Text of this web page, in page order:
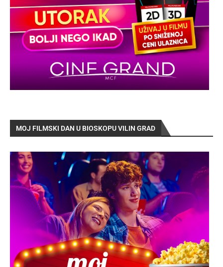
MOJ FILMSKI DAN U BIOSKOPU VILIN GRAD